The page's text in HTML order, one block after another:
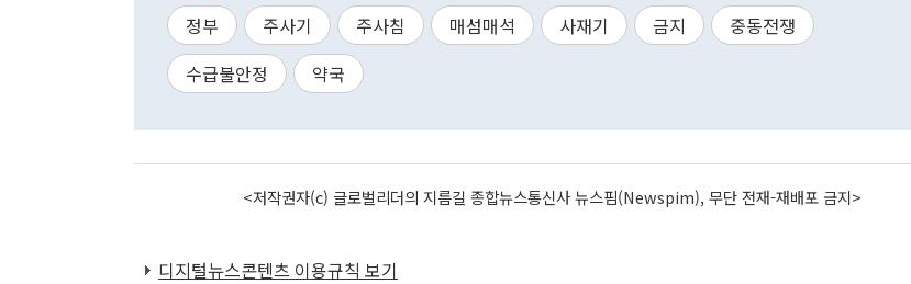
정부 주사기 주사침 매섬매석 사재기 금지
중동전쟁
수급불안정
약국
<저작권자(c) 글로벌리더의 지름길 종합뉴스통신사 뉴스핌(Newspim), 무단 전재-재배포 금지>
디지털뉴스콘텐츠 이용규칙 보기